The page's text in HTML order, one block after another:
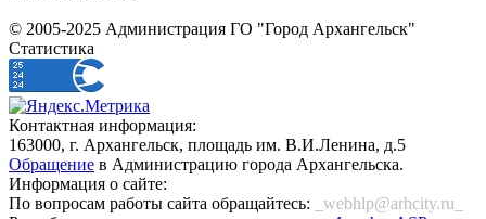
© 2005-2025 Администрация ГО "Город Архангельск"
Статистика
Контактная информация:
163000, г. Архангельск, площадь им. В.И.Ленина, д.5
Обращение в Администрацию города Архангельска.
Информация о сайте:
По вопросам работы сайта обращайтесь:
_webhlp@arhcity.ru_